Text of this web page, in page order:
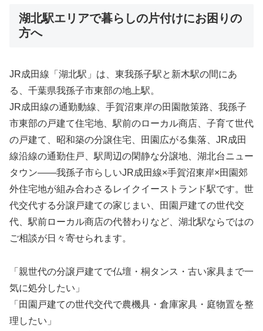
湖北駅エリアで暮らしの片付けにお困りの
方へ
JR成田線「湖北駅」は、東我孫子駅と新木駅の間にあ
る、千葉県我孫子市東部の地上駅。
JR成田線の通勤動線、手賀沼東岸の田園散策路、我孫子
市東部の戸建て住宅地、駅前のローカル商店、子育て世代
の戸建て、昭和築の分譲住宅、田園広がる集落、JR成田
線沿線の通勤住戸、駅周辺の閑静な分譲地、湖北台ニュー
タウン――我孫子市らしいJR成田線×手賀沼東岸×田園郊
外住宅地が組み合わさるレイクイーストランド駅です。世
代交代する分譲戸建ての家じまい、田園戸建ての世代交
代、駅前ローカル商店の代替わりなど、湖北駅ならではの
ご相談が日々寄せられます。
「親世代の分譲戸建てで仏壇・桐タンス・古い家具まで一
気に処分したい」
「田園戸建ての世代交代で農機具・倉庫家具・庭物置を整
理したい」